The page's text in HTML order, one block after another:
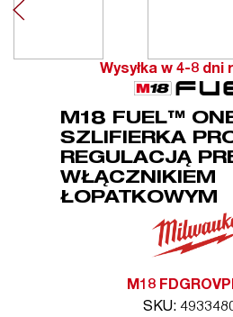
Wysyłka w 4-8
M18 FUEL™
SZLIFIERKA
REGULACJĄ
WŁĄCZNIKIEM
ŁOPATKOWYM
M18
SKU: